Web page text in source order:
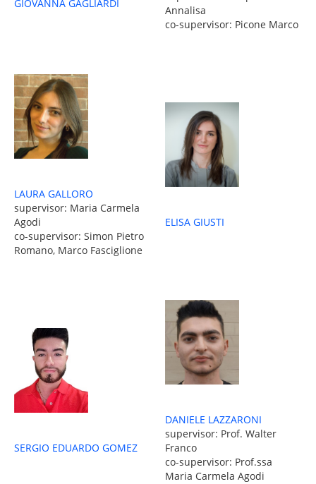
GIOVANNA GAGLIARDI
Annalisa
co-supervisor: Picone Marco
LAURA GALLORO
supervisor: Maria Carmela
Agodi
co-supervisor: Simon Pietro
Romano, Marco Fasciglione
ELISA GIUSTI
SERGIO EDUARDO GOMEZ
DANIELE LAZZARONI
supervisor: Prof. Walter
Franco
co-supervisor: Prof.ssa
Maria Carmela Agodi